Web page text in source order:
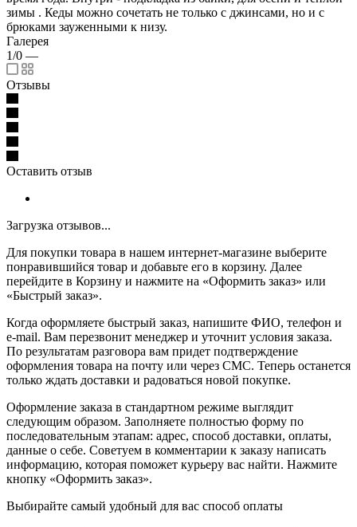
зимы . Кеды можно сочетать не только с джинсами, но и с
брюками зауженными к низу.
Галерея
1/0 —
Отзывы
Оставить отзыв
Загрузка отзывов...
Для покупки товара в нашем интернет-магазине выберите
понравившийся товар и добавьте его в корзину. Далее
перейдите в Корзину и нажмите на «Оформить заказ» или
«Быстрый заказ».
Когда оформляете быстрый заказ, напишите ФИО, телефон и
e-mail. Вам перезвонит менеджер и уточнит условия заказа.
По результатам разговора вам придет подтверждение
оформления товара на почту или через СМС. Теперь останется
только ждать доставки и радоваться новой покупке.
Оформление заказа в стандартном режиме выглядит
следующим образом. Заполняете полностью форму по
последовательным этапам: адрес, способ доставки, оплаты,
данные о себе. Советуем в комментарии к заказу написать
информацию, которая поможет курьеру вас найти. Нажмите
кнопку «Оформить заказ».
Выбирайте самый удобный для вас способ оплаты